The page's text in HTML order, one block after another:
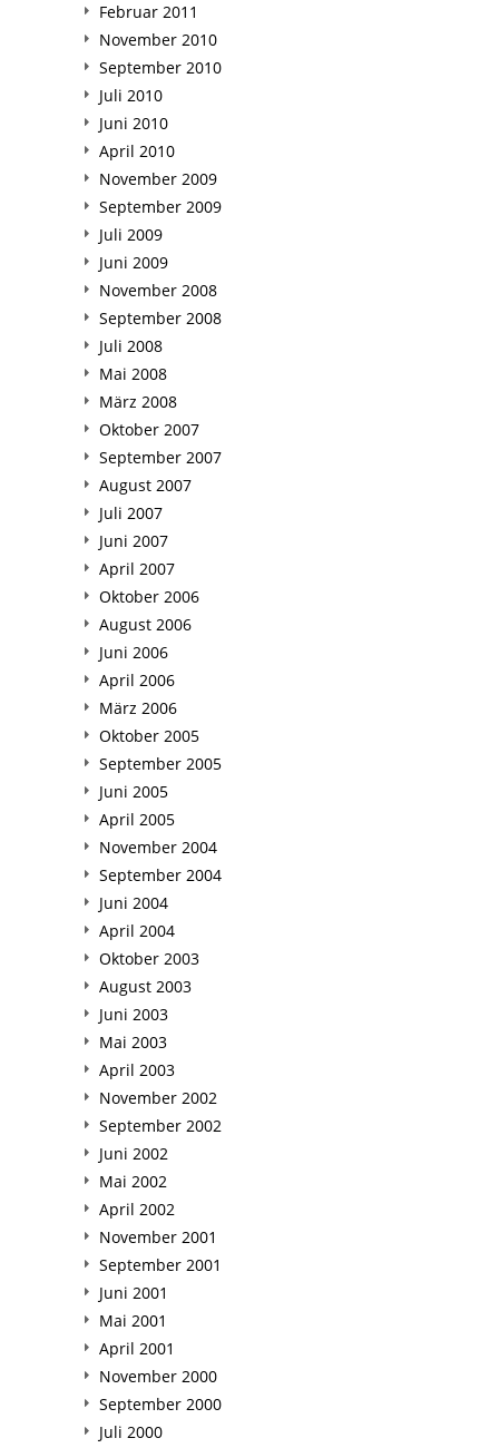
Februar 2011
November 2010
September 2010
Juli 2010
Juni 2010
April 2010
November 2009
September 2009
Juli 2009
Juni 2009
November 2008
September 2008
Juli 2008
Mai 2008
März 2008
Oktober 2007
September 2007
August 2007
Juli 2007
Juni 2007
April 2007
Oktober 2006
August 2006
Juni 2006
April 2006
März 2006
Oktober 2005
September 2005
Juni 2005
April 2005
November 2004
September 2004
Juni 2004
April 2004
Oktober 2003
August 2003
Juni 2003
Mai 2003
April 2003
November 2002
September 2002
Juni 2002
Mai 2002
April 2002
November 2001
September 2001
Juni 2001
Mai 2001
April 2001
November 2000
September 2000
Juli 2000